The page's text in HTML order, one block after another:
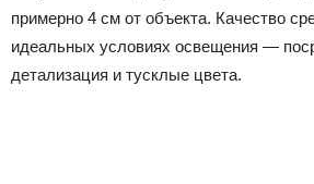
примерно 4 см от объекта. Качество
идеальных условиях освещения —
детализация и тусклые цвета.